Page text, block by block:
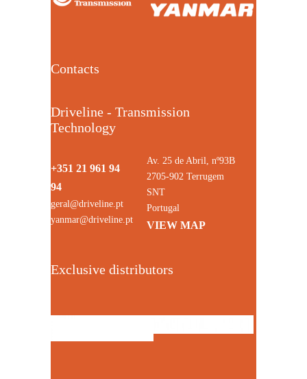
Contacts
Driveline - Transmission
Technology
+351 21 961 94
94
geral@driveline.pt
yanmar@driveline.pt
Av. 25 de Abril, nº93B
2705-902 Terrugem
SNT
Portugal
VIEW MAP
Exclusive distributors